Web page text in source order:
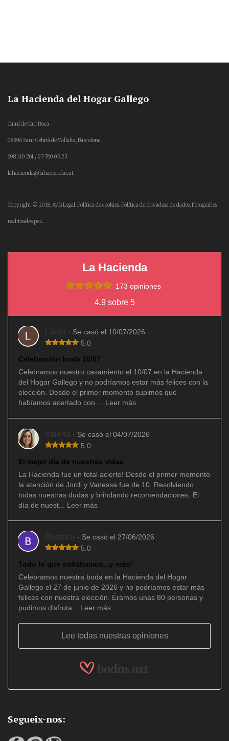
La Hacienda del Hogar Gallego
Camí de Can Roca
08396 Sant Cebrià de Vallalta, Barcelona
608 110 261 / 93 760 05 23
lahacienda@lahacienda.cat
Copyright © 2018.Avís Legal.Política de cookies.Política de privadesa de dades.Fotografies
realitzades per...
La Hacienda
173 opiniones
4.9 sobre 5
Laura · Se casó el 10/07/2026
5.0
Celebración boda 10/07
Celebramos nuestro casamiento el 10/07 en la Hacienda
del Hogar Gallego y no podríamos estar más felices con la
elección. Desde el primer momento supimos que
habíamos acertado con ... Leer más
Valeria · Se casó el 04/07/2026
5.0
El mejor día de nuestras vidas
La Hacienda fue un total acierto! Desde el primer momento
la atención de Jordi y Vanessa fue de 10. Resolviendo
todas nuestras dudas y brindando recomendaciones. El
día de nuest... Leer más
Beatrice · Se casó el 27/06/2026
5.0
Todo lo que soñábamos...y más!
Celebramos nuestra boda en la Hacienda del Hogar
Gallego el 27 de junio de 2026 y no podríamos estar más
felices con nuestra elección. Éramos unas 80 personas y
pudimos disfruta... Leer más
Lee todas nuestras opiniones
Segueix-nos: